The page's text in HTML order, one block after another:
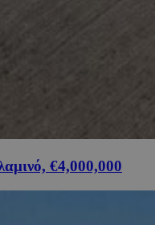
€4,000,000